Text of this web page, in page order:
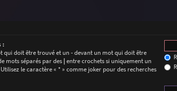
:
qui doit être trouvé et un-devant un mot qui doit être
mots séparés par des |entre crochets si uniquement un
le caractère « * » comme joker pour des recherches